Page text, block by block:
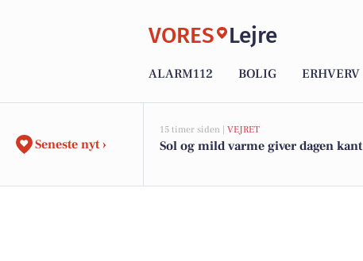
VORES Lejre
ALARM112 BOLIG ERHVERV
Seneste nyt ›
15 timer siden | VEJRET
Sol og mild varme giver dagen kant